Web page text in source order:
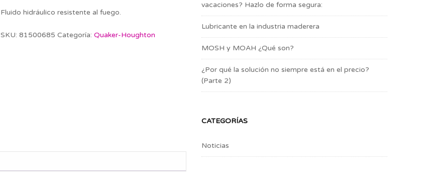
Fluido hidráulico resistente al fuego.
SKU:81500685 Categoría:Quaker-Houghton
vacaciones? Hazlo de forma segura:
Lubricante en la industria maderera
MOSH y MOAH ¿Qué son?
¿Por qué la solución no siempre está en el precio?
(Parte 2)
CATEGORÍAS
Noticias